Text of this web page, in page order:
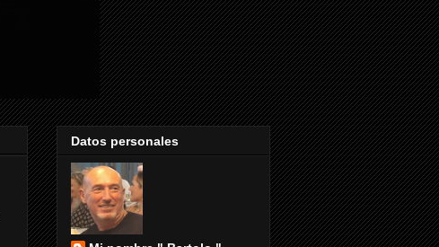
Datos personales